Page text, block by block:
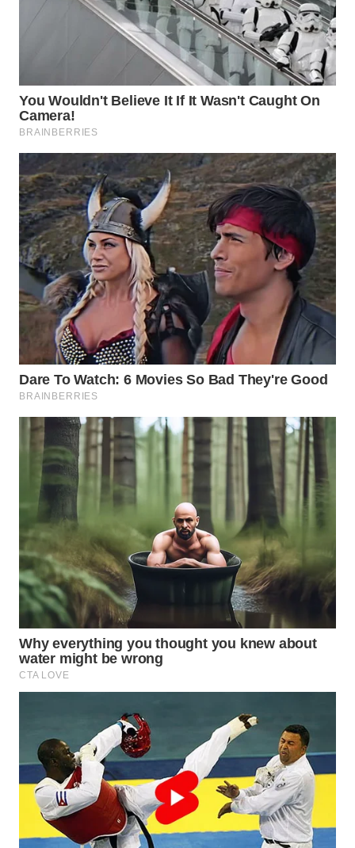
LABUHANBATU
WN
TAPANULI
TENGAH
WN DELI
SERDANG
WN
TEBING
TINGGI
WN
PAKPAK
WN
KARAWANG
WN
BEKASI
WN
BOGOR
WN
DEPOK
WN
TAPANULI
UTARA
WN
PADANG
LAWAS